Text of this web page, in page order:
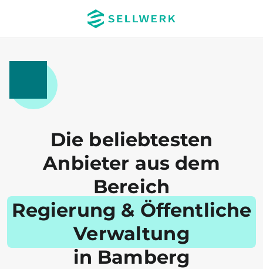
Die beliebtesten
Anbieter aus dem
Bereich
Regierung & Öffentliche
Verwaltung
in Bamberg